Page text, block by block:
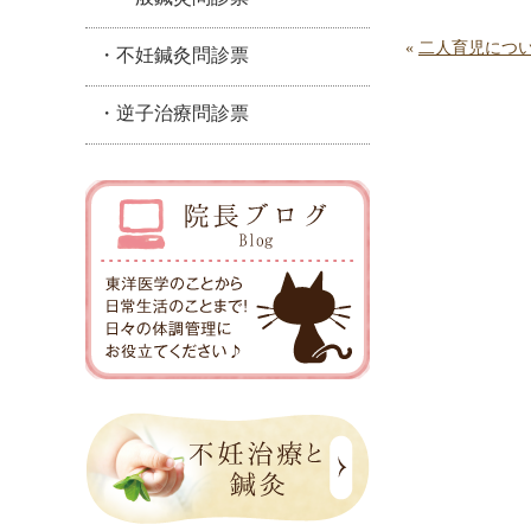
« 二人育児につ
・不妊鍼灸問診票
・逆子治療問診票